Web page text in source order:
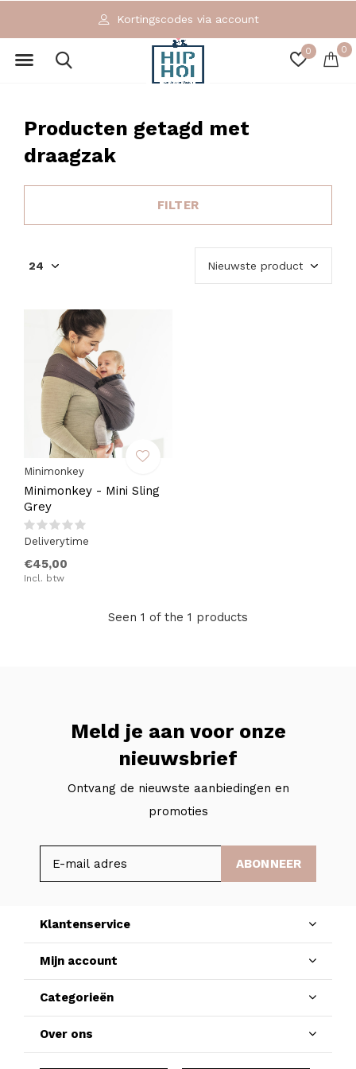
0 0
Kortingscodes via account
Producten getagd met
draagzak
FILTER
Minimonkey
Minimonkey - Mini Sling
Grey
Deliverytime
€45,00
Incl. btw
Seen 1 of the 1 products
Meld je aan voor onze
nieuwsbrief
Ontvang de nieuwste aanbiedingen en
promoties
ABONNEER
Klantenservice
Mijn account
Categorieën
Over ons